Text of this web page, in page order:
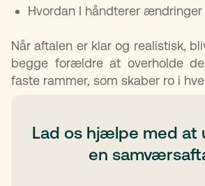
Hvordan I håndterer
Når aftalen er klar og realistisk,
begge forældre at overholde
faste rammer, som skaber ro i
Lad os hjælpe med at
en